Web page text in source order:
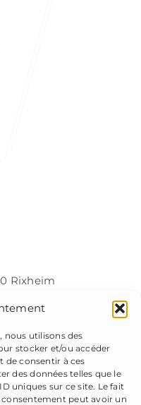
nous utilisons des
stocker et/ou accéder
de consentir à ces
des données telles que le
uniques sur ce site. Le fait
peut avoir un
Rixheim